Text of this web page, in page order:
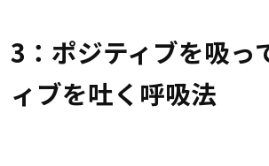
3：ポジティブを吸っ
ィブを吐く呼吸法